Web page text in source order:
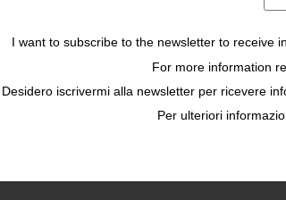
dal 9 aprile 2011 al 23
MILANO
TODD BRACHER
TRA ARTE E
I want to subscribe to the newsletter to receive
For more information
Desidero iscrivermi alla newsletter per ricevere
Per ulteriori